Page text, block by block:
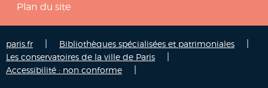
Plan du site
paris.fr Bibliothèques spécialisées et patrimoniales
Les conservatoires de la ville de Paris
Accessibilité : non conforme